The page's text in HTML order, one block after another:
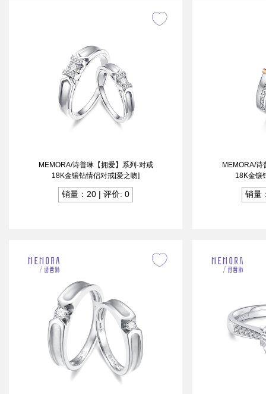
MEMORA/诗普琳【拥爱】系列-对戒
18K金镶钻情侣对戒[爱之吻]
销量：20 | 评价: 0
MEMORA/诗
18K金镶
销量